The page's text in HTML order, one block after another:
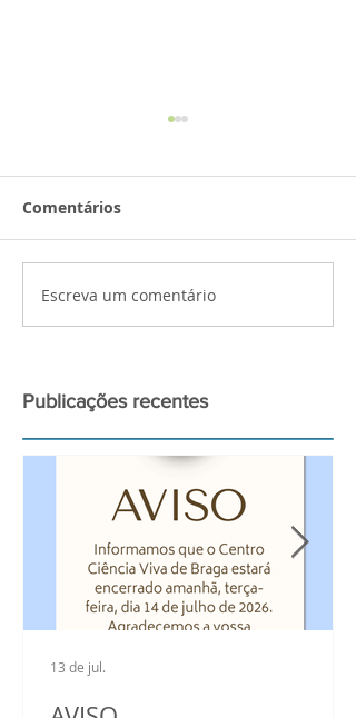
Palestra de preparação
para a observação do
Comentários
Escreva um comentário
Publicações recentes
13 de jul.